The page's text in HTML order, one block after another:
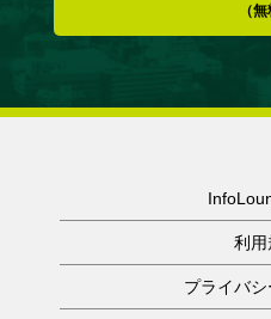
（無
利用
プライバ